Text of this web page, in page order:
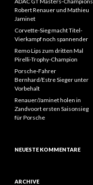
Robert Renauer und Mathieu
Jaminet
Corvette-Sieg macht Titel-
Vierkampf noch spannender
Remo Lips zum dritten Mal
Pirelli-Trophy-Champion
Porsche-Fahrer
Bernhard/Estre Sieger unter
Vorbehalt
Renauer/Jaminet holen in
Zandvoort ersten Saisonsieg
für Porsche
NEUESTE KOMMENTARE
ARCHIVE